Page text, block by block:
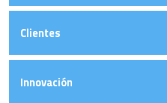
Clientes
Innovación